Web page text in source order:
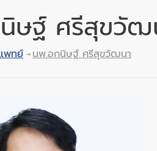
ษฐ์ ศรีสุขวัฒ
พทย์ นพ.อกนิษฐ์ ศรีสุขวัฒนา